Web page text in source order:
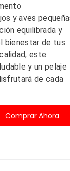
y aves
equilibrada y
bienestar de tus
este
y un pelaje
de cada
Comprar Ahora
Comedero Anti
ansiedad
6,00 €
Comedero perro
balanza digital
integrada